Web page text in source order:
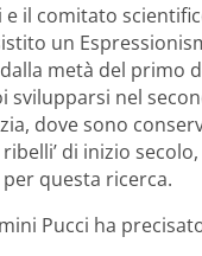
il comitato
un
metà del primo
svilupparsi nel
dove sono
di inizio
questa ricerca.
Pucci ha